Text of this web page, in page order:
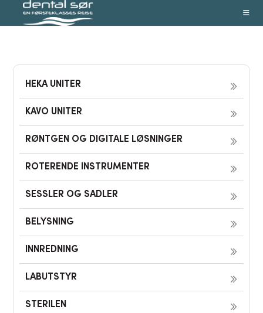
HEKA UNITER
KAVO UNITER
RØNTGEN OG DIGITALE LØSNINGER
ROTERENDE INSTRUMENTER
SESSLER OG SADLER
BELYSNING
INNREDNING
LABUTSTYR
STERILEN